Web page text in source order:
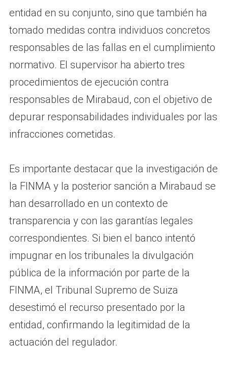
entidad en su conjunto, sino que también ha
tomado medidas contra individuos concretos
responsables de las fallas en el cumplimiento
normativo. El supervisor ha abierto tres
procedimientos de ejecución contra
responsables de Mirabaud, con el objetivo de
depurar responsabilidades individuales por las
infracciones cometidas.
Es importante destacar que la investigación de
la FINMA y la posterior sanción a Mirabaud se
han desarrollado en un contexto de
transparencia y con las garantías legales
correspondientes. Si bien el banco intentó
impugnar en los tribunales la divulgación
pública de la información por parte de la
FINMA, el Tribunal Supremo de Suiza
desestimó el recurso presentado por la
entidad, confirmando la legitimidad de la
actuación del regulador.